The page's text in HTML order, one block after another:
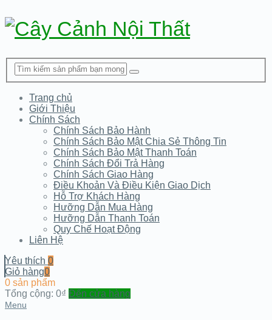
Trang chủ
Giới Thiệu
Chính Sách
Chính Sách Bảo Hành
Chính Sách Bảo Mật Chia Sẻ Thông Tin
Chính Sách Bảo Mật Thanh Toán
Chính Sách Đổi Trả Hàng
Chính Sách Giao Hàng
Điều Khoản Và Điều Kiện Giao Dịch
Hỗ Trợ Khách Hàng
Hưỡng Dẫn Mua Hàng
Hưỡng Dẫn Thanh Toán
Quy Chế Hoạt Động
Liên Hệ
Yêu thích 0
Giỏ hàng0
0 sản phẩm
Tổng cộng: 0₫ Đến cửa hàng
Menu